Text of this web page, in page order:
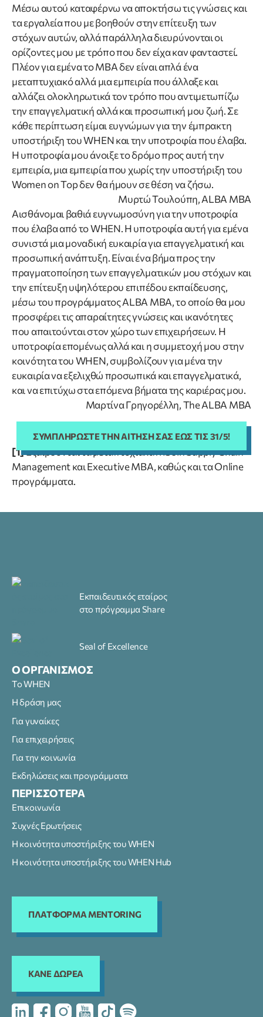
Μέσω αυτού καταφέρνω να αποκτήσω τις γνώσεις και
τα εργαλεία που με βοηθούν στην επίτευξη των
στόχων αυτών, αλλά παράλληλα διευρύνονται οι
ορίζοντες μου με τρόπο που δεν είχα καν φανταστεί.
Πλέον για εμένα το ΜΒΑ δεν είναι απλά ένα
μεταπτυχιακό αλλά μια εμπειρία που άλλαξε και
αλλάζει ολοκληρωτικά τον τρόπο που αντιμετωπίζω
την επαγγελματική αλλά και προσωπική μου ζωή. Σε
κάθε περίπτωση είμαι ευγνώμων για την έμπρακτη
υποστήριξη του WHEN και την υποτροφία που έλαβα.
H υποτροφία μου άνοιξε το δρόμο προς αυτή την
εμπειρία, μια εμπειρία που χωρίς την υποστήριξη του
Women on Top δεν θα ήμουν σε θέση να ζήσω.
Μυρτώ Τουλούπη, ALBA MBA
Αισθάνομαι βαθιά ευγνωμοσύνη για την υποτροφία
που έλαβα από το WHEN. Η υποτροφία αυτή για εμένα
συνιστά μια μοναδική ευκαιρία για επαγγελματική και
προσωπική ανάπτυξη. Είναι ένα βήμα προς την
πραγματοποίηση των επαγγελματικών μου στόχων και
την επίτευξη υψηλότερου επιπέδου εκπαίδευσης,
μέσω του προγράμματος ALBA MBA, το οποίο θα μου
προσφέρει τις απαραίτητες γνώσεις και ικανότητες
που απαιτούνται στον χώρο των επιχειρήσεων. Η
υποτροφία επομένως αλλά και η συμμετοχή μου στην
κοινότητα του WHEN, συμβολίζουν για μένα την
ευκαιρία να εξελιχθώ προσωπικά και επαγγελματικά,
και να επιτύχω στα επόμενα βήματα της καριέρας μου.
Μαρτίνα Γρηγορέλλη, The ALBA MBA
ΣΥΜΠΛΗΡΏΣΤΕ ΤΗΝ ΑΊΤΗΣΉ ΣΑΣ ΈΩΣ ΤΙΣ 31/5!
[1]Εξαιρούνται τα μεταπτυχιακά MSc in Supply Chain
Management και Executive MBA, καθώς και τα Online
προγράμματα.
Εκπαιδευτικός εταίρος
στο πρόγραμμα Share
Seal of Excellence
Ο ΟΡΓΑΝΙΣΜΟΣ
Το WHEN
Η δράση μας
Για γυναίκες
Για επιχειρήσεις
Για την κοινωνία
Εκδηλώσεις και προγράμματα
ΠΕΡΙΣΣΟΤΕΡΑ
Επικοινωνία
Συχνές Ερωτήσεις
Η κοινότητα υποστήριξης του WHEN
Η κοινότητα υποστήριξης του WHEN Hub
ΠΛΑΤΦΟΡΜΑ MENTORING
KANE ΔΩΡΕΑ